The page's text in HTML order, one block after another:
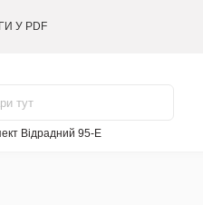
У PDF
Відрадний 95-Е